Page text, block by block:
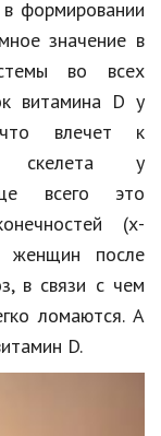
формировании
значение в
во всех
витамина D у
влечет к
скелета у
всего это
(х-
женщин после
в связи с чем
ломаются. А
D.